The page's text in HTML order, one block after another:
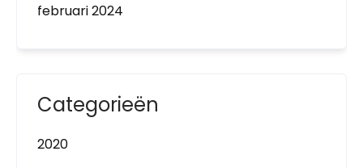
februari 2024
Categorieën
2020